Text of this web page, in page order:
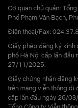
Cơ quan chủ quản:
Phố Phạm Văn Bạch,
Điện thoại/Fax:
Giấy phép đăng ký
phố Hà Nội cấp lần
27/11/2025.
Giấy chứng nhận đăng
trên mạng viễn thông
cấp lần đầu ngày 26/